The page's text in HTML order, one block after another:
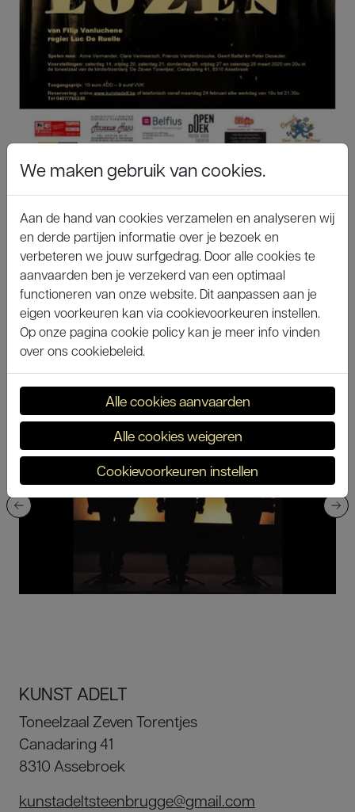
Regisseur:
Auteur:
Spelers: Anne Vermander, Clara Vermeersch,
Francis Vandenbroucke, Geert Battel, Peter
Desauter
Speeldata: 13, 14, 19, 20 en 21 november 2020
Zeven Torentjes'
KUNST ADELT
Toneelzaal Zeven Torentjes
Canadaring 41
8310 Assebroek
kunstadeltsteenbrugge@gmail.com
We maken gebruik van cookies.
Aan de hand van cookies verzamelen en analyseren wij
en derde partijen informatie over je bezoek en
verbeteren we jouw surfgedrag. Door alle cookies te
aanvaarden ben je verzekerd van een optimaal
functioneren van onze website. Dit aanpassen aan je
eigen voorkeuren kan via cookievoorkeuren instellen.
Op onze pagina cookie policy kan je meer info vinden
over ons cookiebeleid.
Alle cookies aanvaarden
Alle cookies weigeren
Cookievoorkeuren instellen